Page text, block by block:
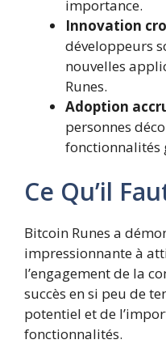
importance.
Innovation
développeurs
nouvelles
Runes.
Adoption
personnes
fonctionnalités
Ce Qu’il
Bitcoin Runes a
impressionnante à
l’engagement de la
succès en si peu de
potentiel et de
fonctionnalités.